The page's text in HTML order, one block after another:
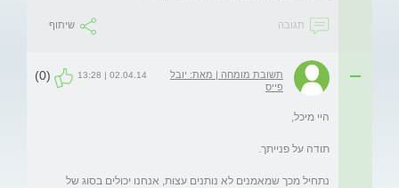
תגובה שיתוף
תשובת מומחה | מאת: יובל
פייס
02.04.14 | 13:28
(0)
נתחיל מכך שמאמנים לא נותנים עצות, אנחנו יכולים בסוג של